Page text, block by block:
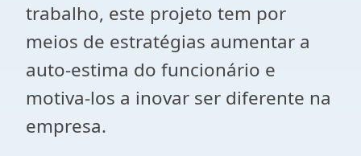
trabalho, este projeto tem por
meios de estratégias aumentar a
auto-estima do funcionário e
motiva-los a inovar ser diferente na
empresa.